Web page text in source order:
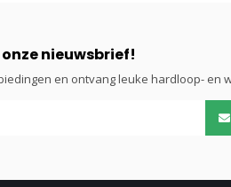
nieuwsbrief!
en ontvang leuke hardloop- en